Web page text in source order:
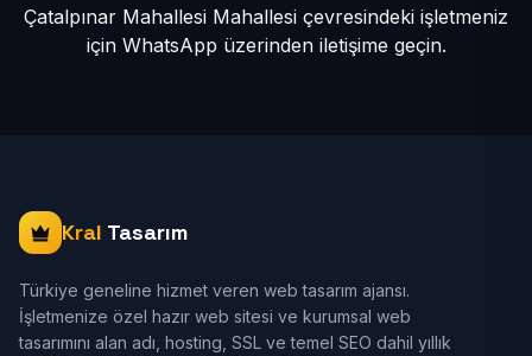
Çatalpınar Mahallesi Mahallesi çevresindeki işletmeniz
için WhatsApp üzerinden iletişime geçin.
Kral Tasarım
Türkiye geneline hizmet veren web tasarım ajansı.
İşletmenize özel hazır web sitesi ve kurumsal web
tasarımını alan adı, hosting, SSL ve temel SEO dahil yıllık